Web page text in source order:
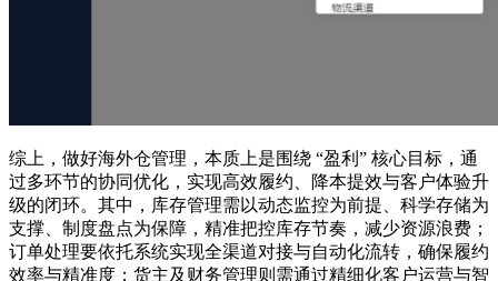
综上，做好海外仓管理，本质上是围绕 “盈利” 核心目标，通
过多环节的协同优化，实现高效履约、降本提效与客户体验升
级的闭环。其中，库存管理需以动态监控为前提、科学存储为
支撑、制度盘点为保障，精准把控库存节奏，减少资源浪费；
订单处理要依托系统实现全渠道对接与自动化流转，确保履约
效率与精准度；货主及财务管理则需通过精细化客户运营与智